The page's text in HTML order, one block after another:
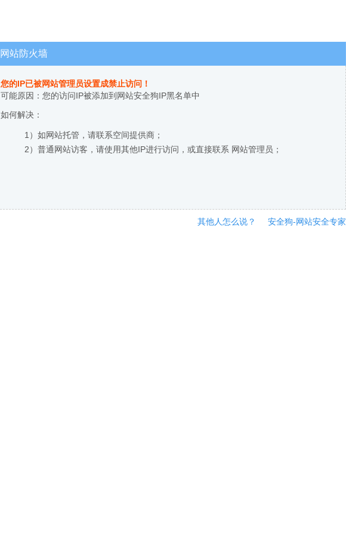
网站防火墙
您的IP已被网站管理员设置成禁止访问！
可能原因：您的访问IP被添加到网站安全狗IP黑名单中
如何解决：
1）如网站托管，请联系空间提供商；
2）普通网站访客，请使用其他IP进行访问，或直接联系 网站管理员；
其他人怎么说？ 安全狗-网站安全专家